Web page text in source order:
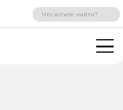
ВХОД РЕГИСТРАЦИЯ